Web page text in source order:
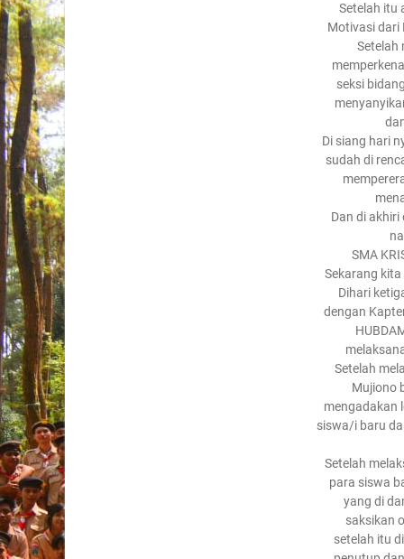
Setelah itu
Motivasi dari
Setelah
seksi
Di siang hari
sudah di
Dan di
SMA
Sekarang kita
Dihari
dengan
Setelah
Mujiono
mengadakan
siswa/i baru
Setelah
para siswa
yang di
saksikan
setelah itu